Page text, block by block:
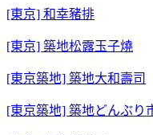
[東京] 和幸豬排
[東京] 築地松露玉子燒
[東京築地] 築地大和壽司
[東京築地] 築地どんぶり